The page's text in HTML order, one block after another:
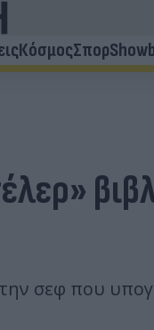
ΚόσμοςΣπορ
σεφ που